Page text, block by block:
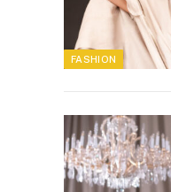
FASHION